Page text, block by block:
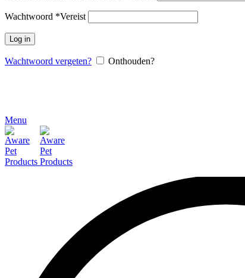
Wachtwoord *Vereist
Log in
Wachtwoord vergeten? Onthouden?
Menu